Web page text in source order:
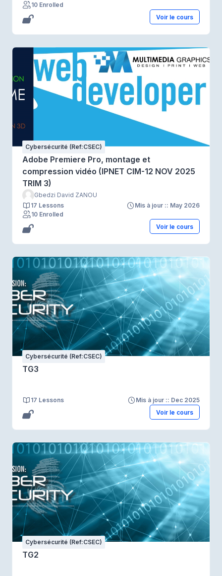
10 Enrolled
Voir le cours
Cybersécurité (Ref:CSEC)
Adobe Premiere Pro, montage et
compression vidéo (IPNET CIM-12 NOV 2025
TRIM 3)
Gbedzi David ZANOU
17 Lessons
Mis à jour :: May 2026
10 Enrolled
Voir le cours
Cybersécurité (Ref:CSEC)
TG3
17 Lessons
Mis à jour :: Dec 2025
Voir le cours
Cybersécurité (Ref:CSEC)
TG2